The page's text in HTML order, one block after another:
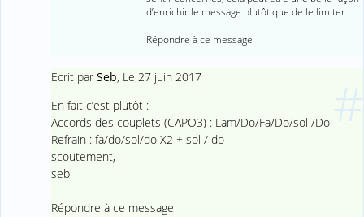
d’enrichir le message plutôt que de le limiter.
Répondre à ce message
Ecrit par Seb, Le 27 juin 2017
En fait c’est plutôt :
Accords des couplets (CAPO3) : Lam/Do/Fa/Do/sol /Do
Refrain : fa/do/sol/do X2 + sol / do
scoutement,
seb
Répondre à ce message